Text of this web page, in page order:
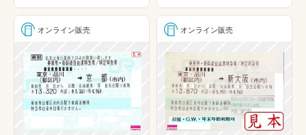
オンライン販売 オンライン販売